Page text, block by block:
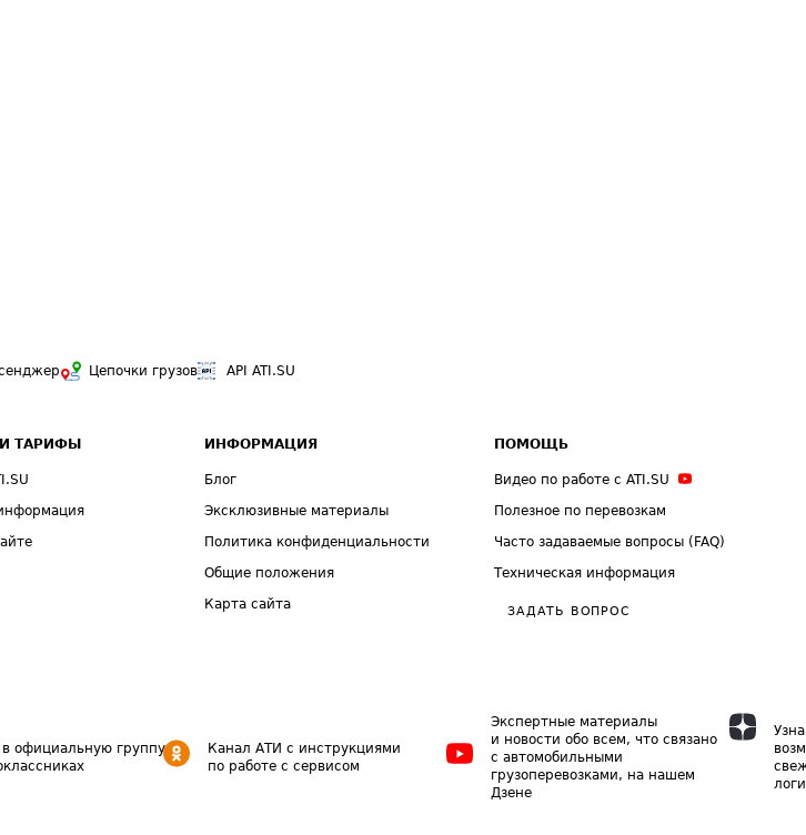
Цепочки грузов API ATI.SU
ТАРИФЫ ИНФОРМАЦИЯ
Блог
Эксклюзивные материалы
Политика конфиденциальности
Общие положения
Карта сайта
ПОМОЩЬ
Видео по работе с ATI.SU
Полезное по перевозкам
Часто задаваемые вопросы (FAQ)
Техническая информация
ЗАДАТЬ ВОПРОС
в официальную группу
Канал АТИ с инструкциями
по работе с сервисом
Экспертные материалы
и новости обо всем, что связано
с автомобильными
грузоперевозками, на нашем
Дзене